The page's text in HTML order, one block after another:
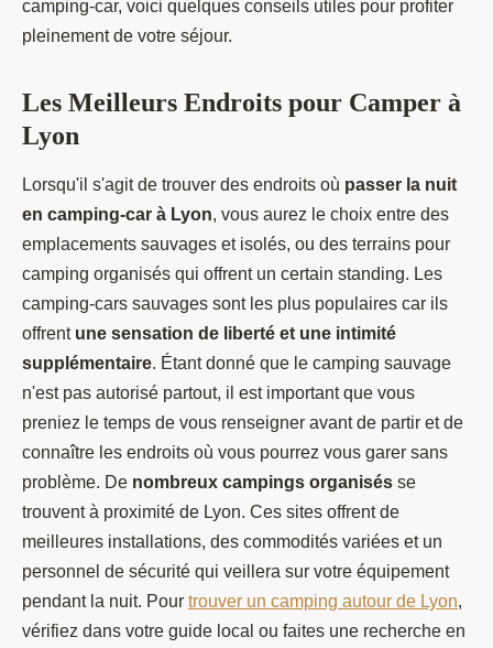
camping-car, voici quelques conseils utiles pour profiter
pleinement de votre séjour.
Les Meilleurs Endroits pour Camper à
Lyon
Lorsqu'il s'agit de trouver des endroits où passer la nuit
en camping-car à Lyon, vous aurez le choix entre des
emplacements sauvages et isolés, ou des terrains pour
camping organisés qui offrent un certain standing. Les
camping-cars sauvages sont les plus populaires car ils
offrent une sensation de liberté et une intimité
supplémentaire. Étant donné que le camping sauvage
n'est pas autorisé partout, il est important que vous
preniez le temps de vous renseigner avant de partir et de
connaître les endroits où vous pourrez vous garer sans
problème. De nombreux campings organisés se
trouvent à proximité de Lyon. Ces sites offrent de
meilleures installations, des commodités variées et un
personnel de sécurité qui veillera sur votre équipement
pendant la nuit. Pour trouver un camping autour de Lyon,
vérifiez dans votre guide local ou faites une recherche en